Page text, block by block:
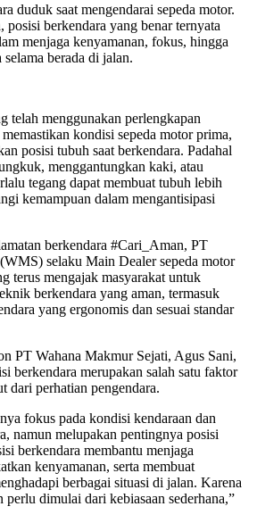
duduk saat mengendarai sepeda motor.
posisi berkendara yang benar ternyata
menjaga kenyamanan, fokus, hingga
selama berada di jalan.
telah menggunakan perlengkapan
kondisi sepeda motor prima,
posisi tubuh saat berkendara. Padahal
menggantungkan kaki, atau
tegang dapat membuat tubuh lebih
kemampuan dalam mengantisipasi
berkendara #Cari_Aman, PT
selaku Main Dealer sepeda motor
terus mengajak masyarakat untuk
berkendara yang aman, termasuk
yang ergonomis dan sesuai standar
PT Wahana Makmur Sejati, Agus Sani,
berkendara merupakan salah satu faktor
dari perhatian pengendara.
fokus pada kondisi kendaraan dan
namun melupakan pentingnya posisi
berkendara membantu menjaga
kenyamanan, serta membuat
berbagai situasi di jalan. Karena
dimulai dari kebiasaan sederhana,”